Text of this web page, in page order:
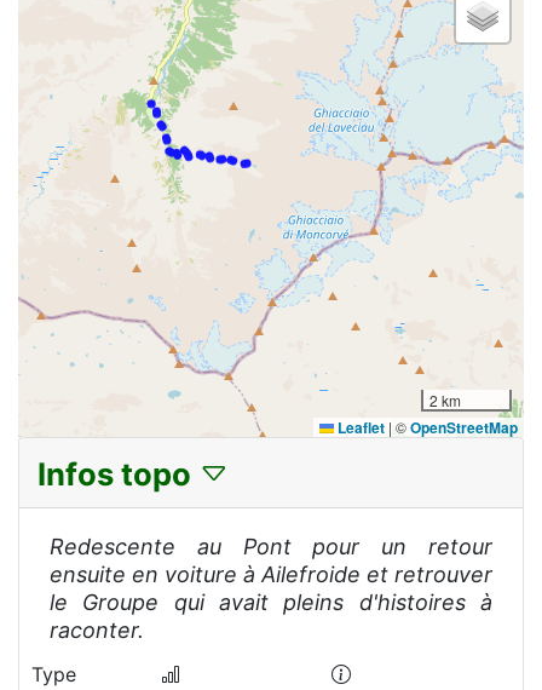
2 km
Leaflet | ©OpenStreetMap
Infos topo
Redescente au Pont pour un retour
ensuite en voiture à Ailefroide et retrouver
le Groupe qui avait pleins d'histoires à
raconter.
Type